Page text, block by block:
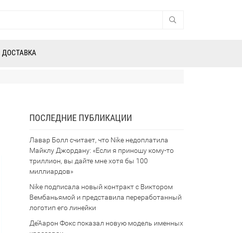
ДОСТАВКА
ПОСЛЕДНИЕ ПУБЛИКАЦИИ
Лавар Болл считает, что Nike недоплатила
Майклу Джордану: «Если я приношу кому-то
триллион, вы дайте мне хотя бы 100
миллиардов»
Nike подписала новый контракт с Виктором
Вембаньямой и представила переработанный
логотип его линейки
Де’Аарон Фокс показал новую модель именных